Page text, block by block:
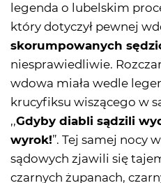
legenda o lubelskim
który dotyczył pewnej
skorumpowanych
niesprawiedliwie.
wdowa miała wedle
krucyfiksu wiszącego w
,,Gdyby diabli sądzili
wyrok!”. Tej samej nocy
sądowych zjawili się
czarnych żupanach,